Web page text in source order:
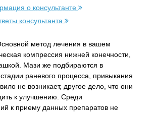
о консультанте
консультанта
метод лечения в вашем
компрессия нижней конечности,
Мази же подбираются в
раневого процесса, привыкания
не возникает, другое дело, что они
к улучшению. Среди
к приему данных препаратов не